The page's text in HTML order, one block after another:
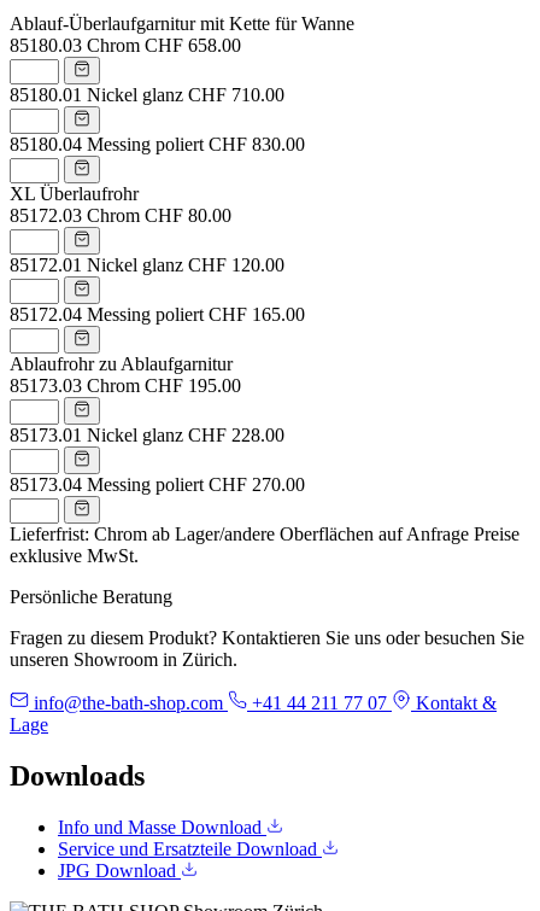
Ablauf-Überlaufgarnitur mit Kette für Wanne
85180.03 Chrom CHF 658.00
85180.01 Nickel glanz CHF 710.00
85180.04 Messing poliert CHF 830.00
XL Überlaufrohr
85172.03 Chrom CHF 80.00
85172.01 Nickel glanz CHF 120.00
85172.04 Messing poliert CHF 165.00
Ablaufrohr zu Ablaufgarnitur
85173.03 Chrom CHF 195.00
85173.01 Nickel glanz CHF 228.00
85173.04 Messing poliert CHF 270.00
Lieferfrist: Chrom ab Lager/andere Oberflächen auf Anfrage Preise
exklusive MwSt.
Persönliche Beratung
Fragen zu diesem Produkt? Kontaktieren Sie uns oder besuchen Sie
unseren Showroom in Zürich.
info@the-bath-shop.com +41 44 211 77 07
Kontakt &
Lage
Downloads
Info und Masse Download
Service und Ersatzteile Download
JPG Download